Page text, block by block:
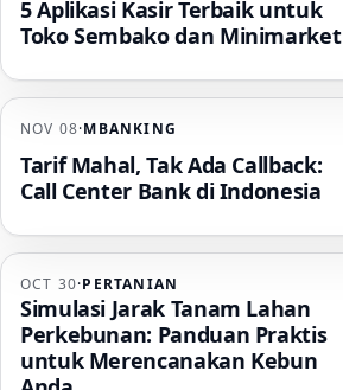
5 Aplikasi Kasir Terbaik untuk
Toko Sembako dan Minimarket
NOV 08·MBANKING
Tarif Mahal, Tak Ada Callback:
Call Center Bank di Indonesia
OCT 30·PERTANIAN
Simulasi Jarak Tanam Lahan
Perkebunan: Panduan Praktis
untuk Merencanakan Kebun